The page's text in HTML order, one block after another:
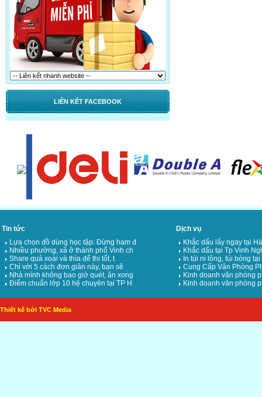
LIÊN KẾT FACEBOOK
Tin tức
Lựa chọn đồ dùng học tập: Đừng ham đ
Nhiều phường, xã ở thành phố Vinh ch
Share quả xoài và thìa để thi tốt, t
Chỉ với 5 cách đơn giản này, bạn sẽ
Nhà mình không bao giờ quét, ăn xong
Điểm chuẩn lớp 10 hệ chuyên tại TP H
Dịch vụ
Khắc dấu lấy ngay tại
Khắc dấu tại Tp Vinh
In túi ni lông, túi bóng
Cung Cấp Văn Phòng
Kinh doanh văn phòng
Kinh doanh văn phòng
Thiết kế bởi TVC Media